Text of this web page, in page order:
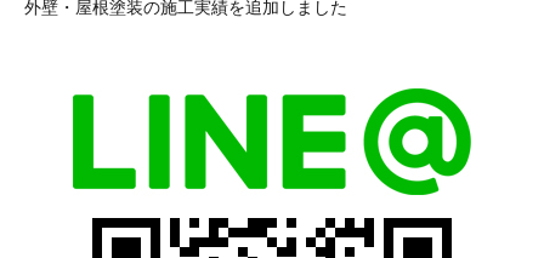
外壁・屋根塗装の施工実績を追加しました